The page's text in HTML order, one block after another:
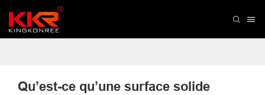
Qu’est-ce qu’une surface solide